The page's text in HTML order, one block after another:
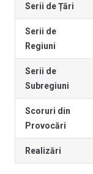
Serii de Țări
Serii de
Regiuni
Serii de
Subregiuni
Scoruri din
Provocări
Realizări